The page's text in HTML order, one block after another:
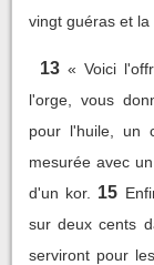
vingt guéras et la
13 « Voici
l'orge, vous
pour l'huile, un
mesurée avec
d'un kor.
15
sur deux cents
serviront pour